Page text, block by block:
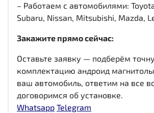
– Работаем с автомобилями:
Subaru, Nissan, Mitsubishi, Mazda,
Закажите прямо сейчас:
Оставьте заявку — подберём
комплектацию андроид магнитолы
ваш автомобиль, ответим на все
договоримся об установке.
Whatsapp Telegram